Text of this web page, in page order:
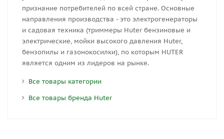
признание потребителей по всей стране. Основные
направления производства - это электрогенераторы
и садовая техника (триммеры Huter бензиновые и
электрические, мойки высокого давления Huter,
бензопилы и газонокосилки), по которым HUTER
является одним из лидеров на рынке.
Все товары категории
Все товары бренда Huter